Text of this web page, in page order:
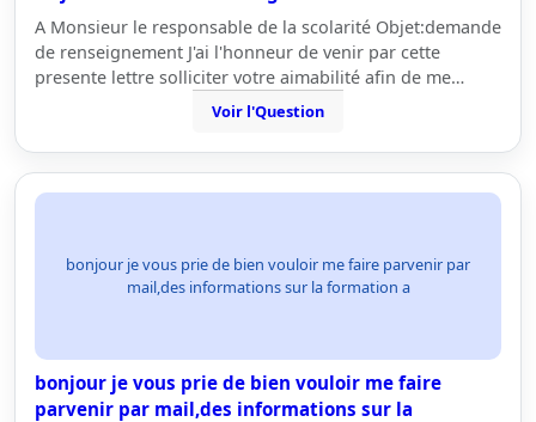
A Monsieur le responsable de la scolarité Objet:demande
de renseignement J'ai l'honneur de venir par cette
presente lettre solliciter votre aimabilité afin de me…
Voir l'Question
bonjour je vous prie de bien vouloir me faire parvenir par
mail,des informations sur la formation a
bonjour je vous prie de bien vouloir me faire
parvenir par mail,des informations sur la